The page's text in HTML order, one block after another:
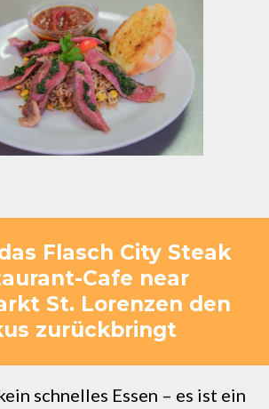
Flasch City Steak
Cafe near
St. Lorenzen den
zurückbringt
schnelles Essen – es ist ein